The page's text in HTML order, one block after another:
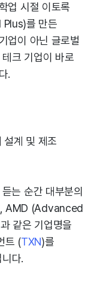
업 시절 이토록
Plus)를 만든
업이 아닌 글로벌
크 기업이 바로
.
설계 및 제조
는 순간 대부분의
AMD (Advanced
같은 기업명을
트 (TXN)를
다.